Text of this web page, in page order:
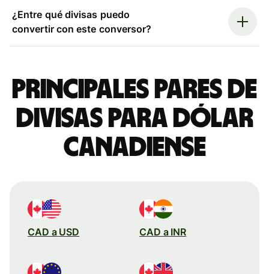
¿Entre qué divisas puedo
convertir con este conversor?
Principales pares de
divisas para dólar
canadiense
CAD a USD CAD a INR